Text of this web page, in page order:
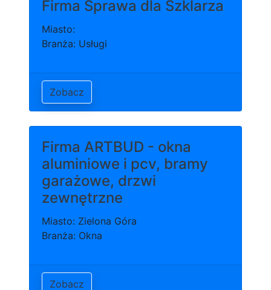
Firma Sprawa dla Szklarza
Miasto:
Branża: Usługi
Zobacz
Firma ARTBUD - okna
aluminiowe i pcv, bramy
garażowe, drzwi
zewnętrzne
Miasto: Zielona Góra
Branża: Okna
Zobacz